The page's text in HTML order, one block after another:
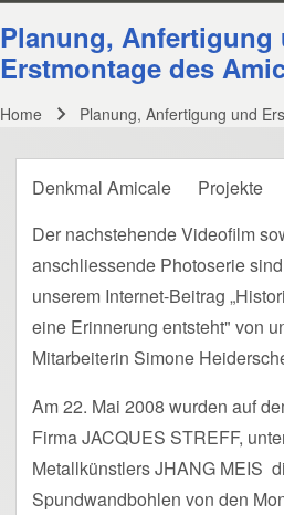
Planung, Anfertigung
Erstmontage des
Home Planung, Anfertigung und
Denkmal Amicale
Projekte
Der nachstehende Videofilm
anschliessende Photoserie
unserem Internet-Beitrag
eine Erinnerung entsteht" von
Mitarbeiterin Simone
Am 22. Mai 2008 wurden auf
Firma JACQUES STREFF,
Metallkünstlers JHANG MEIS
Spundwandbohlen von den